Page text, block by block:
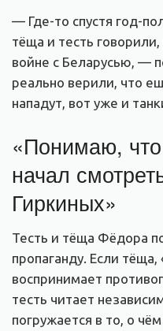
— Где-то спустя год-
тёща и тесть
войне с Беларусью, —
реально верили, что
нападут, вот уже и
«Понимаю,
начал
Гиркиных»
Тесть и тёща Фёдора
пропаганду. Если тёща,
воспринимает
тесть читает
погружается в то, о